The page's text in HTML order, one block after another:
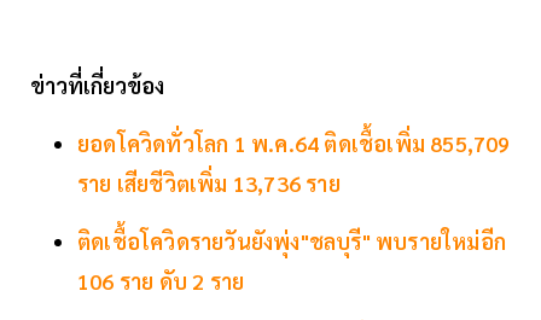
ข่าวที่เกี่ยวข้อง
ยอดโควิดทั่วโลก 1 พ.ค.64 ติดเชื้อเพิ่ม 855,709
ราย เสียชีวิตเพิ่ม 13,736 ราย
ติดเชื้อโควิดรายวันยังพุ่ง"ชลบุรี" พบรายใหม่อีก
106 ราย ดับ 2 ราย